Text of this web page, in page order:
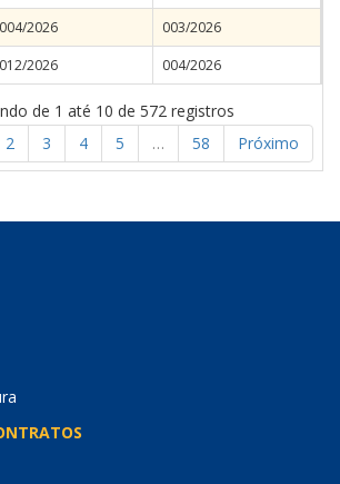
004/2026
003/2026
012/2026 004/2026
de 1 até 10 de 572 registros
2 3 4 5 … 58 Próximo